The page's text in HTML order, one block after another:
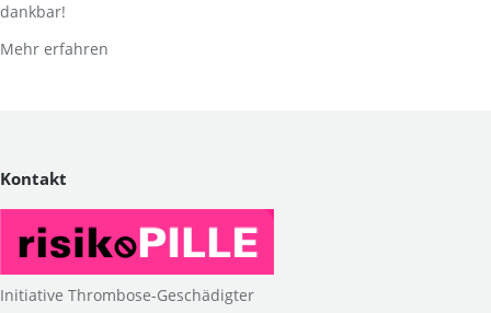
dankbar!
Mehr erfahren
Kontakt
Initiative Thrombose-Geschädigter